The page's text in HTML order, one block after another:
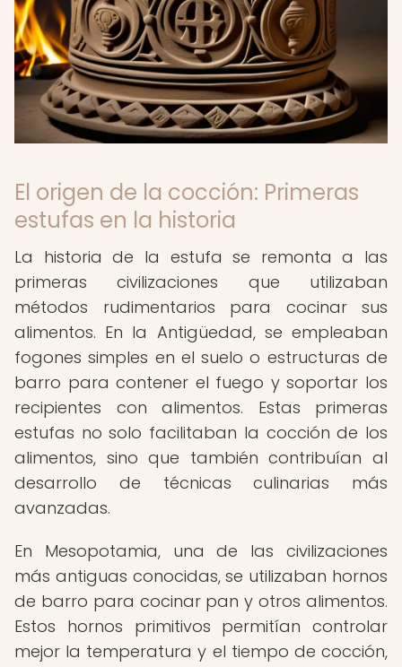
El origen de la cocción: Primeras
estufas en la historia
La historia de la estufa se remonta a las
primeras civilizaciones que utilizaban
métodos rudimentarios para cocinar sus
alimentos. En la Antigüedad, se empleaban
fogones simples en el suelo o estructuras de
barro para contener el fuego y soportar los
recipientes con alimentos. Estas primeras
estufas no solo facilitaban la cocción de los
alimentos, sino que también contribuían al
desarrollo de técnicas culinarias más
avanzadas.
En Mesopotamia, una de las civilizaciones
más antiguas conocidas, se utilizaban hornos
de barro para cocinar pan y otros alimentos.
Estos hornos primitivos permitían controlar
mejor la temperatura y el tiempo de cocción,